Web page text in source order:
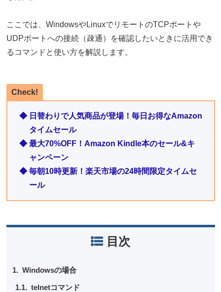
ここでは、WindowsやLinuxでリモートのTCPポートや
UDPポートへの接続（疎通）を確認したいときに活用でき
るコマンドと使い方を解説します。
Check!
◆ 日替わりで人気商品が登場！毎日お得なAmazon
タイムセール
◆ 最大70%OFF！Amazon Kindle本のセール&キ
ャンペーン
◆ 毎朝10時更新！楽天市場の24時間限定タイムセ
ール
目次
Windowsの場合
telnetコマンド